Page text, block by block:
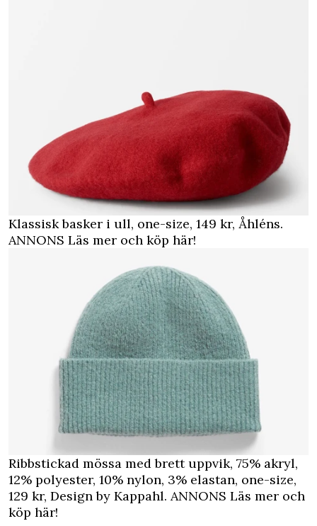
Klassisk basker i ull, one-size, 149 kr, Åhléns.
ANNONS Läs mer och köp här!
Ribbstickad mössa med brett uppvik, 75% akryl,
12% polyester, 10% nylon, 3% elastan, one-size,
129 kr, Design by Kappahl. ANNONS Läs mer och
köp här!